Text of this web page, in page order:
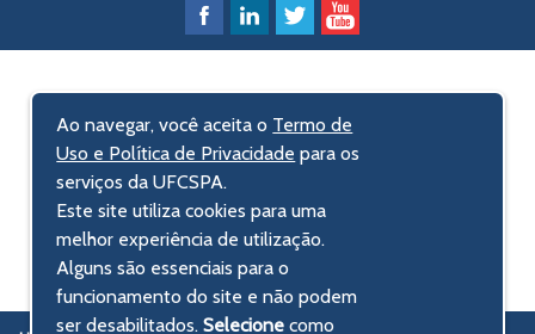
Ao navegar, você aceita o Termo de
Uso e Política de Privacidade para os
serviços da UFCSPA.
Este site utiliza cookies para uma
melhor experiência de utilização.
Alguns são essenciais para o
funcionamento do site e não podem
ser desabilitados.Selecionecomo